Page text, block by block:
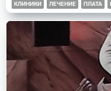
КЛИНИКИ ЛЕЧЕНИЕ ПЛАТА